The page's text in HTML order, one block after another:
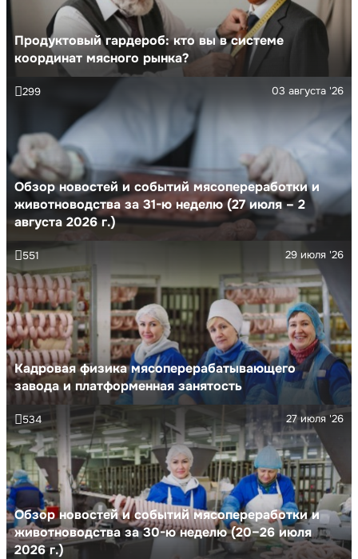
Продуктовый гардероб: кто вы в системе
координат мясного рынка?
Обзор новостей и событий мясопереработки и
животноводства за 31-ю неделю (27 июля – 2
августа 2026 г.)
03 августа '26
299
Кадровая физика мясоперерабатывающего
завода и платформенная занятость
29 июля '26
551
Обзор новостей и событий мясопереработки и
животноводства за 30-ю неделю (20–26 июля
2026 г.)
27 июля '26
534